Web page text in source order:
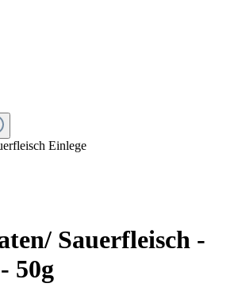
Sauerfleisch -
50g